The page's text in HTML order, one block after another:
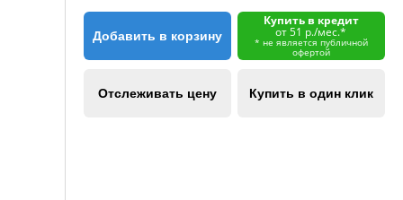
Добавить в корзину
Купить в кредит
от 51 р./мес.*
* не является публичной
офертой
Отслеживать цену Купить в один клик